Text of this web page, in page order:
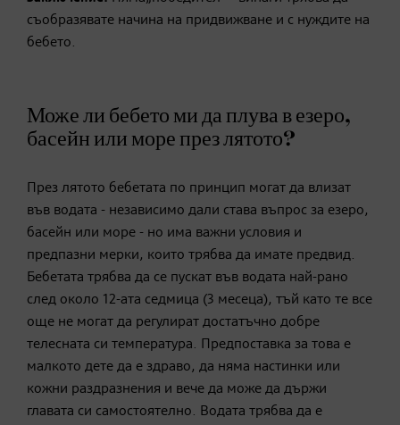
съобразявате начина на придвижване и с нуждите на
бебето.
Може ли бебето ми да плува в езеро,
басейн или море през лятото?
През лятото бебетата по принцип могат да влизат
във водата - независимо дали става въпрос за езеро,
басейн или море - но има важни условия и
предпазни мерки, които трябва да имате предвид.
Бебетата трябва да се пускат във водата най-рано
след около 12-aта седмица (3 месеца), тъй като те все
още не могат да регулират достатъчно добре
телесната си температура. Предпоставка за това е
малкото дете да е здраво, да няма настинки или
кожни раздразнения и вече да може да държи
главата си самостоятелно. Водата трябва да е